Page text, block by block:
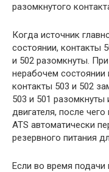
разомкнутого
Когда источник
состоянии, контакты
и 502 разомкнуты.
нерабочем состоянии
контакты 503 и 502
503 и 501 разомкнуты
двигателя, после
ATS автоматически
резервного питания
Если во время подачи